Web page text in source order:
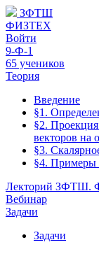
ЗФТШ
ФИЗТЕХ
Войти
9-Ф-1
65 учеников
Теория
Введение
§1.
§2.
векторов на
§3.
§4. Примеры
Лекторий ЗФТШ.
Вебинар
Задачи
Задачи